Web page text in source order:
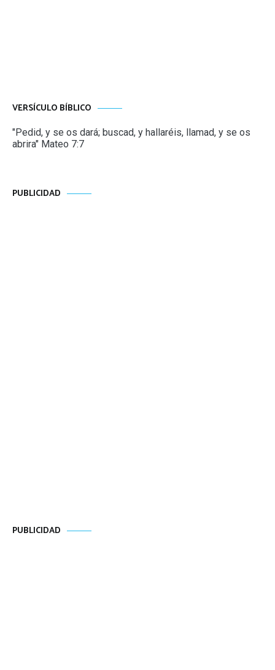
VERSÍCULO BÍBLICO
"Pedid, y se os dará; buscad, y hallaréis, llamad, y se os
abrira" Mateo 7:7
PUBLICIDAD
PUBLICIDAD